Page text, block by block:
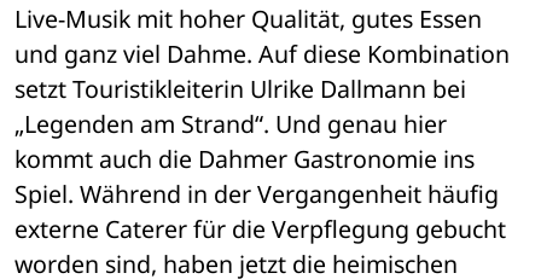
Live-Musik mit hoher Qualität, gutes Essen
und ganz viel Dahme. Auf diese Kombination
setzt Touristikleiterin Ulrike Dallmann bei
„Legenden am Strand“. Und genau hier
kommt auch die Dahmer Gastronomie ins
Spiel. Während in der Vergangenheit häufig
externe Caterer für die Verpflegung gebucht
worden sind, haben jetzt die heimischen